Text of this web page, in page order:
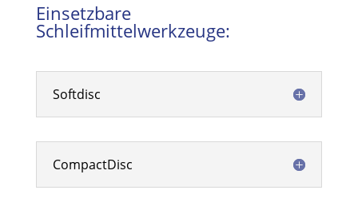
Einsetzbare
Schleifmittelwerkzeuge:
Softdisc
CompactDisc